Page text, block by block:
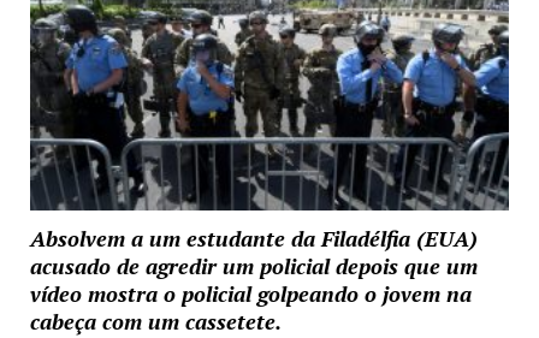
Absolvem a um estudante da Filadélfia (EUA)
acusado de agredir um policial depois que um
vídeo mostra o policial golpeando o jovem na
cabeça com um cassetete.